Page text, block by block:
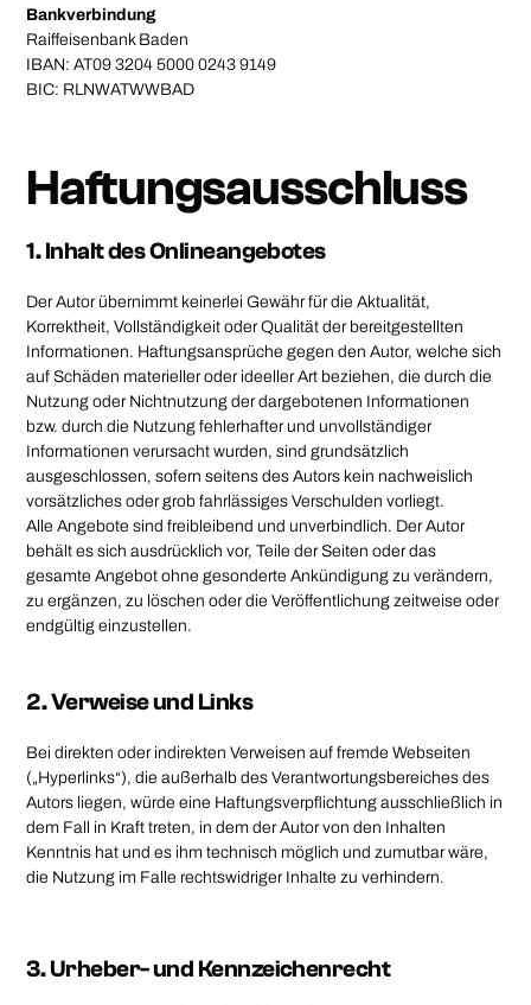
Bankverbindung
Raiffeisenbank Baden
IBAN: AT09 3204 5000 0243 9149
BIC: RLNWATWWBAD
Haftungsausschluss
1. Inhalt des Onlineangebotes
Der Autor übernimmt keinerlei Gewähr für die Aktualität,
Korrektheit, Vollständigkeit oder Qualität der bereitgestellten
Informationen. Haftungsansprüche gegen den Autor, welche sich
auf Schäden materieller oder ideeller Art beziehen, die durch die
Nutzung oder Nichtnutzung der dargebotenen Informationen
bzw. durch die Nutzung fehlerhafter und unvollständiger
Informationen verursacht wurden, sind grundsätzlich
ausgeschlossen, sofern seitens des Autors kein nachweislich
vorsätzliches oder grob fahrlässiges Verschulden vorliegt.
Alle Angebote sind freibleibend und unverbindlich. Der Autor
behält es sich ausdrücklich vor, Teile der Seiten oder das
gesamte Angebot ohne gesonderte Ankündigung zu verändern,
zu ergänzen, zu löschen oder die Veröffentlichung zeitweise oder
endgültig einzustellen.
2. Verweise und Links
Bei direkten oder indirekten Verweisen auf fremde Webseiten
(„Hyperlinks“), die außerhalb des Verantwortungsbereiches des
Autors liegen, würde eine Haftungsverpflichtung ausschließlich in
dem Fall in Kraft treten, in dem der Autor von den Inhalten
Kenntnis hat und es ihm technisch möglich und zumutbar wäre,
die Nutzung im Falle rechtswidriger Inhalte zu verhindern.
3. Urheber- und Kennzeichenrecht